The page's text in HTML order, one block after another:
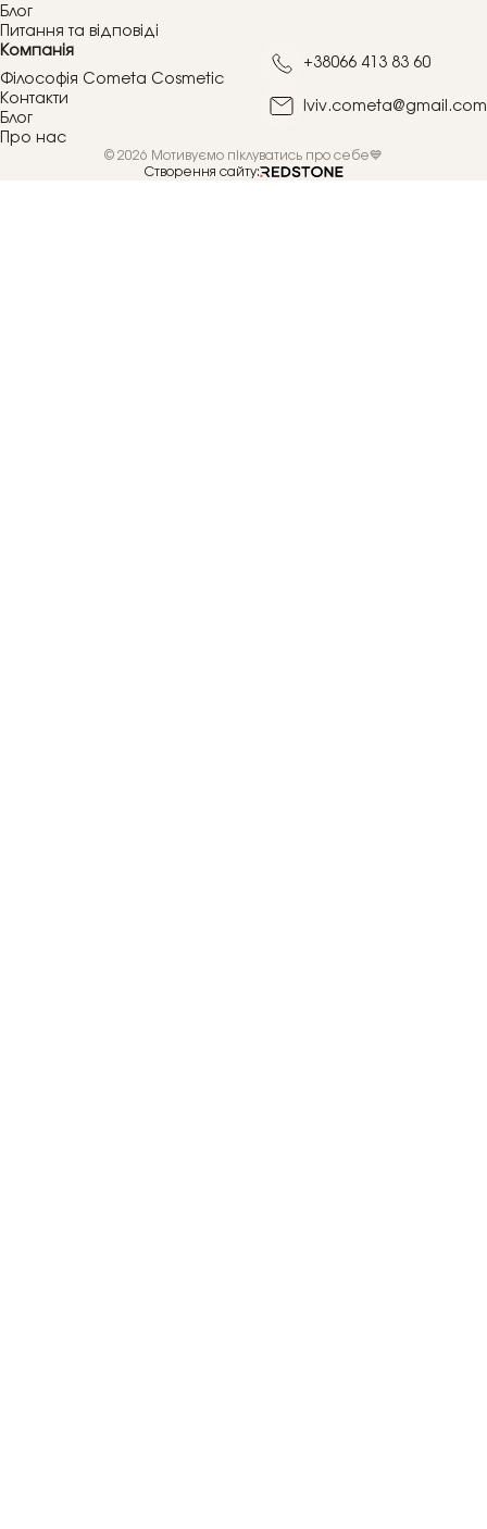
Блог
Питання та відповіді
Компанія
Філософія Cometa Cosmetic
Контакти
Блог
Про нас
+38066 413 83 60
lviv.cometa@gmail.com
© 2026 Мотивуємо піклуватись про себе💙
Створення сайту: